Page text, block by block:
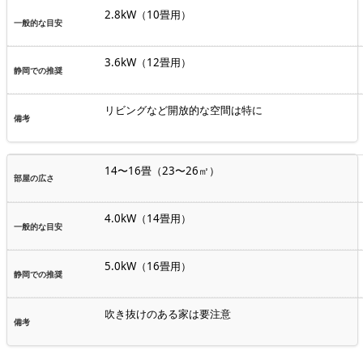
2.8kW（10畳用）
3.6kW（12畳用）
リビングなど開放的な空間は特に
14〜16畳（23〜26㎡）
4.0kW（14畳用）
5.0kW（16畳用）
吹き抜けのある家は要注意